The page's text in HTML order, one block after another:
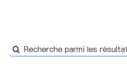
Recherche